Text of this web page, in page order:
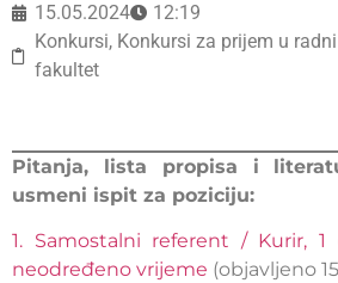
15.05.2024
12:19
Konkursi, Konkursi za prijem u
fakultet
Pitanja, lista propisa i
usmeni ispit za poziciju:
1. Samostalni referent / Kurir, 1
neodređeno vrijeme (objavljeno